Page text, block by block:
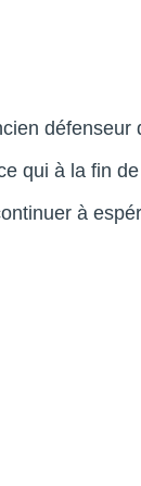
défenseur
qui à la fin
à